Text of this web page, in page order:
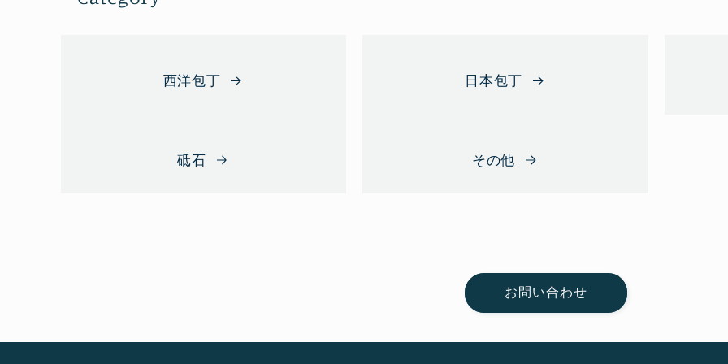
西洋包丁 日本包丁
砥石 その他
お問い合わせ